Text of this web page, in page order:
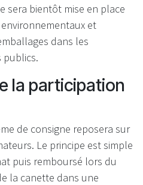
sera bientôt mise en place
et
dans les
publics.
la participation
de consigne reposera sur
Le principe est simple
puis remboursé lors du
la canette dans une